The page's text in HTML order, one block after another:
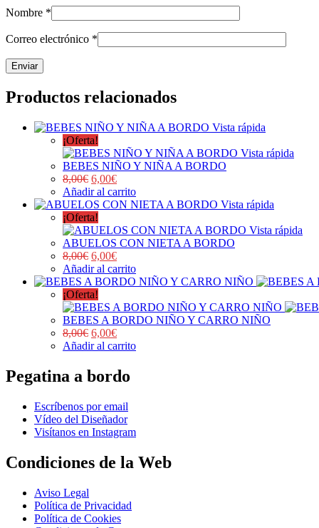
Nombre *
Correo electrónico *
Productos relacionados
Vista rápida
¡Oferta!
Vista rápida
BEBES NIÑO Y NIÑA A BORDO
8,00€ 6,00€
Añadir al carrito
Vista rápida
¡Oferta!
Vista rápida
ABUELOS CON NIETA A BORDO
8,00€ 6,00€
Añadir al carrito
¡Oferta!
BEBES A BORDO NIÑO Y CARRO NIÑO
8,00€ 6,00€
Añadir al carrito
Pegatina a bordo
Escríbenos por email
Vídeo del Diseñador
Visítanos en Instagram
Condiciones de la Web
Aviso Legal
Política de Privacidad
Política de Cookies